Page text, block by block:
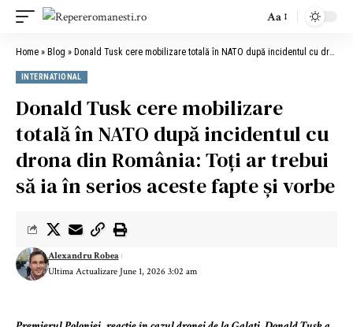
Aa
Home » Blog » Donald Tusk cere mobilizare totală în NATO după incidentul cu drona din România: Toți ar trebui să ia în serios aceste fapte și vorbe
INTERNATIONAL
Donald Tusk cere mobilizare
totală în NATO după incidentul cu
drona din România: Toți ar trebui
să ia în serios aceste fapte și vorbe
Ultima Actualizare June 1, 2026 3:02 am
Alexandru Robea